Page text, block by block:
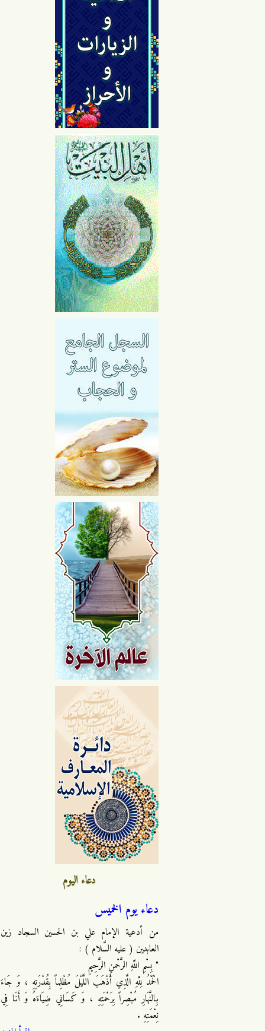
دعاء اليوم
دعاء يوم الخميس
من أدعية الإمام علي بن الحسين السجاد زين
العابدين ( عليه السَّلام ) :
" بِسْمِ اللَّهِ الرَّحْمنِ الرَّحِيمِ
الْحَمْدُ لِلَّهِ الَّذِي أَذْهَبَ اللَّيْلَ مُظْلِماً بِقُدْرَتِهِ ، وَ جَاءَ
بِالنَّهَارِ مُبْصِراً بِرَحْمَتِهِ ، وَ كَسَانِي ضِيَاءَهُ وَ أَنَا فِي
نِعْمَتِهِ .